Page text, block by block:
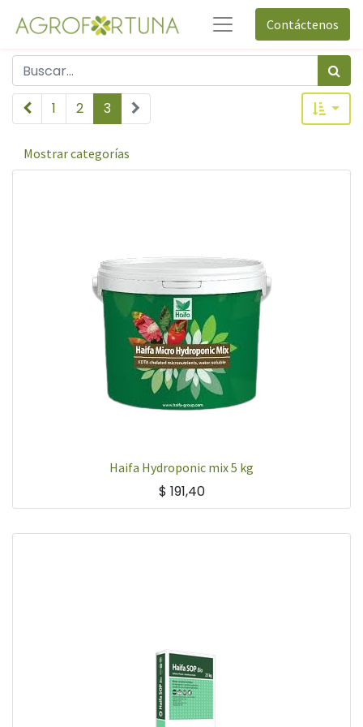
Contáctenos
1 2 3
Mostrar categorías
Haifa Hydroponic mix 5 kg
$ 191,40